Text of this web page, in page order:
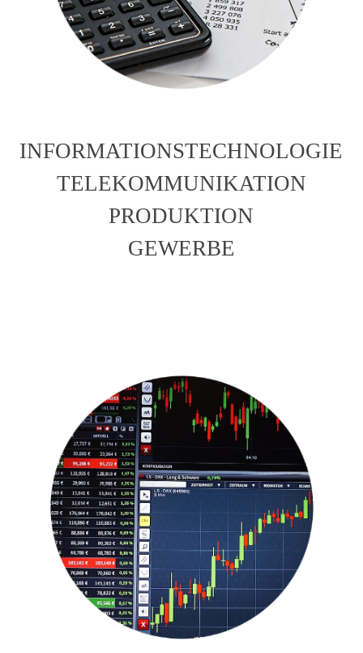
INFORMATIONSTECHNOLOGIE
TELEKOMMUNIKATION
PRODUKTION
GEWERBE